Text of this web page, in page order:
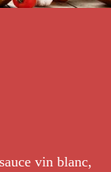
vin blanc,